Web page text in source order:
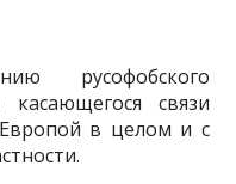
русофобского
касающегося связи
в целом и с